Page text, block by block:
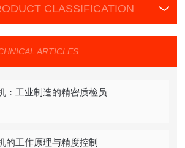
CLASSIFICATION
ARTICLES
：工业制造的精密质检员
的工作原理与精度控制